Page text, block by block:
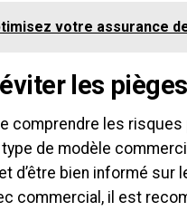
votre assurance
les
comprendre les
type de modèle
et d’être bien informé sur
commercial, il est